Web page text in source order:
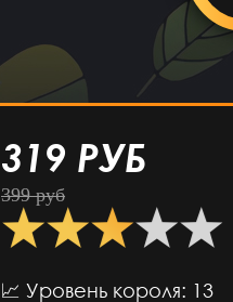
319 РУБ
399 руб
→ Купить
📈 Уровень короля: 13